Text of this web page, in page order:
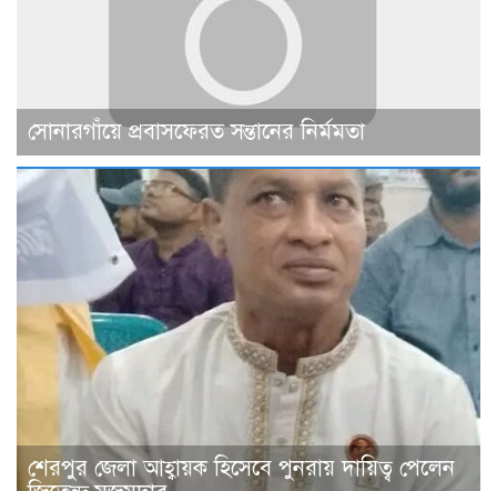
সোনারগাঁয়ে প্রবাসফেরত সন্তানের নির্মমতা
শেরপুর জেলা আহ্বায়ক হিসেবে পুনরায় দায়িত্ব পেলেন